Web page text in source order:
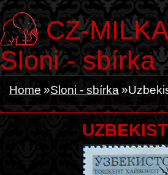
CZ-MILKA
Sloni - sbírka
Home Sloni - sbírka